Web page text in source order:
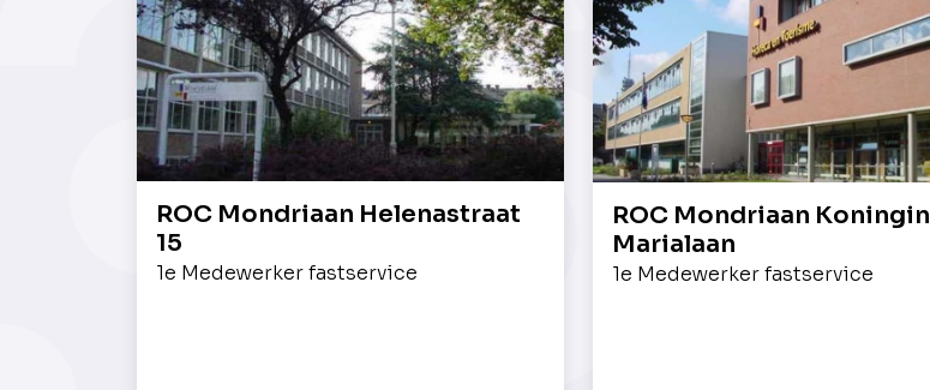
ROC Mondriaan Helenastraat
15
1e Medewerker fastservice
ROC Mondriaan Koningin
Marialaan
1e Medewerker fastservice